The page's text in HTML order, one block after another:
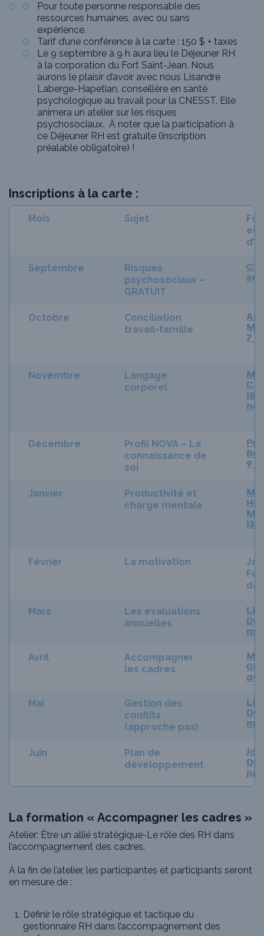
Pour toute personne responsable des
ressources humaines, avec ou sans
expérience.
Tarif d’une conférence à la carte : 150 $ + taxes
Le 9 septembre à 9 h aura lieu le Déjeuner RH
à la corporation du Fort Saint-Jean. Nous
aurons le plaisir d’avoir avec nous Lisandre
Laberge-Hapetian, conseillère en santé
psychologique au travail pour la CNESST. Elle
animera un atelier sur les risques
psychosociaux. À noter que la participation à
ce Déjeuner RH est gratuite (inscription
préalable obligatoire) !
Inscriptions à la carte :
Mois Sujet
et
Septembre
Risques
psychosociaux –
GRATUIT
Octobre
Conciliation
travail-famille
7
Novembre
Langage
corporel
18
Décembre
Profil NOVA – La
connaissance de
soi
9
Janvier
Productivité et
charge mentale
13
Février La motivation
Mars
Les évaluations
annuelles
Avril
Accompagner
les cadres
Mai
Gestion des
conflits
(approche pas)
Juin
Plan de
développement
La formation « Accompagner les cadres »
Atelier: Être un allié stratégique-Le rôle des RH dans
l’accompagnement des cadres.
À la fin de l’atelier, les participantes et participants seront
en mesure de :
Définir le rôle stratégique et tactique du
gestionnaire RH dans l’accompagnement des